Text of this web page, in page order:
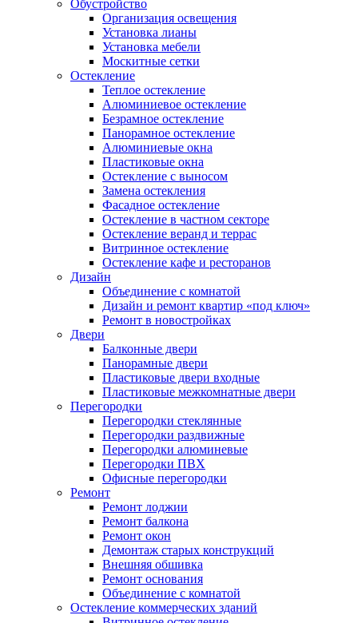
Обустройство
Организация освещения
Установка лианы
Установка мебели
Москитные сетки
Остекление
Теплое остекление
Алюминиевое остекление
Безрамное остекление
Панорамное остекление
Алюминиевые окна
Пластиковые окна
Остекление с выносом
Замена остекления
Фасадное остекление
Остекление в частном секторе
Остекление веранд и террас
Витринное остекление
Остекление кафе и ресторанов
Дизайн
Объединение с комнатой
Дизайн и ремонт квартир «под ключ»
Ремонт в новостройках
Двери
Балконные двери
Панорамные двери
Пластиковые двери входные
Пластиковые межкомнатные двери
Перегородки
Перегородки стеклянные
Перегородки раздвижные
Перегородки алюминевые
Перегородки ПВХ
Офисные перегородки
Ремонт
Ремонт лоджии
Ремонт балкона
Ремонт окон
Демонтаж старых конструкций
Внешняя обшивка
Ремонт основания
Объединение с комнатой
Остекление коммерческих зданий